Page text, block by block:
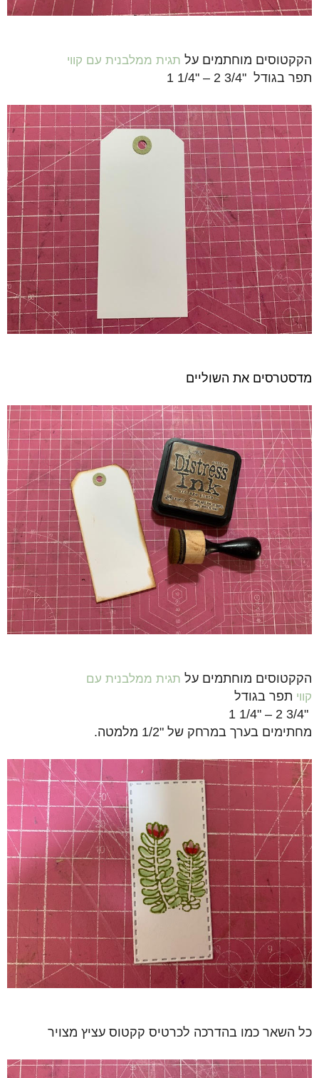
הקקטוסים מוחתמים על תגית ממלבנית עם קווי
תפר בגודל "3/4 2 – "1/4 1
מדסטרסים את השוליים
הקקטוסים מוחתמים על תגית ממלבנית עם
קווי תפר בגודל
"3/4 2 – "1/4 1
מחתימים בערך במרחק של "1/2 מלמטה.
כל השאר כמו בהדרכה לכרטיס קקטוס עציץ מצויר